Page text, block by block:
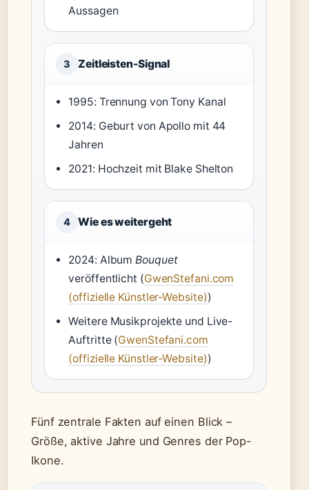
Aussagen
3 Zeitleisten-Signal
1995: Trennung von Tony Kanal
2014: Geburt von Apollo mit 44
Jahren
2021: Hochzeit mit Blake Shelton
4 Wie es weitergeht
2024: AlbumBouquet
veröffentlicht (GwenStefani.com
(offizielle Künstler-Website))
Weitere Musikprojekte und Live-
Auftritte (GwenStefani.com
(offizielle Künstler-Website))
Fünf zentrale Fakten auf einen Blick –
Größe, aktive Jahre und Genres der Pop-
Ikone.